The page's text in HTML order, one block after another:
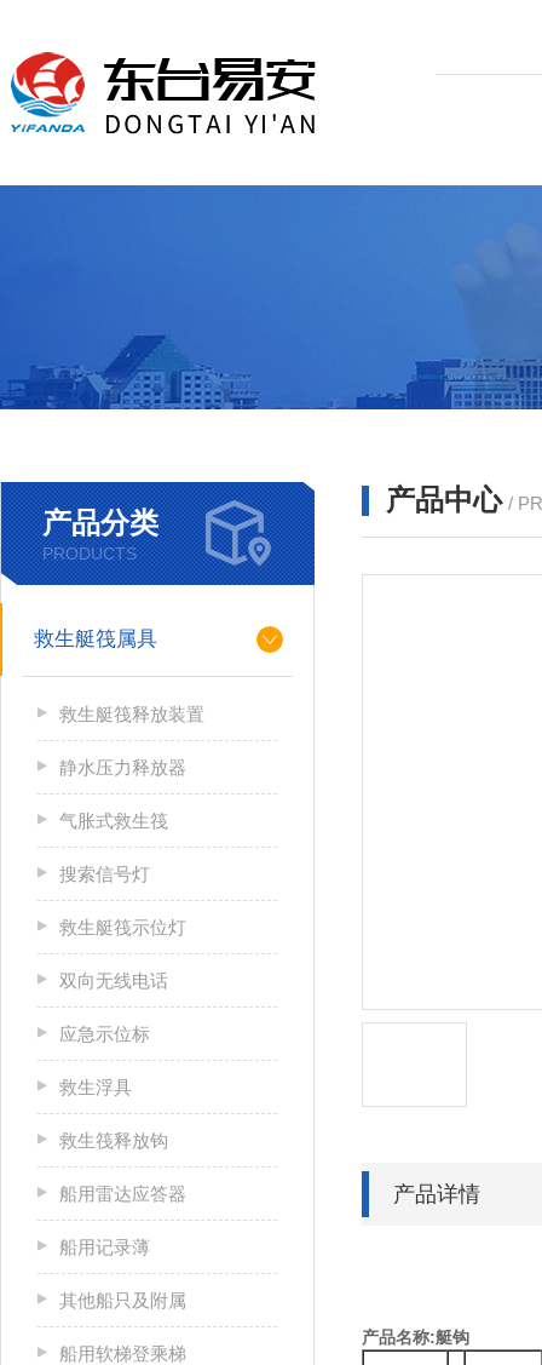
产品分类
PRODUCTS
救生艇筏属具
救生艇筏释放装置
静水压力释放器
气胀式救生筏
搜索信号灯
救生艇筏示位灯
双向无线电话
应急示位标
救生浮具
救生筏释放钩
船用雷达应答器
船用记录薄
其他船只及附属
船用软梯登乘梯
产品中心 /
产品详情
产品名称:艇钩